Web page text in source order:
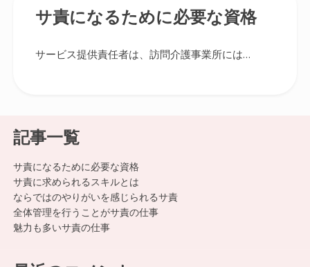
サ責になるために必要な資格
サービス提供責任者は、訪問介護事業所には…
記事一覧
サ責になるために必要な資格
サ責に求められるスキルとは
ならではのやりがいを感じられるサ責
全体管理を行うことがサ責の仕事
魅力も多いサ責の仕事